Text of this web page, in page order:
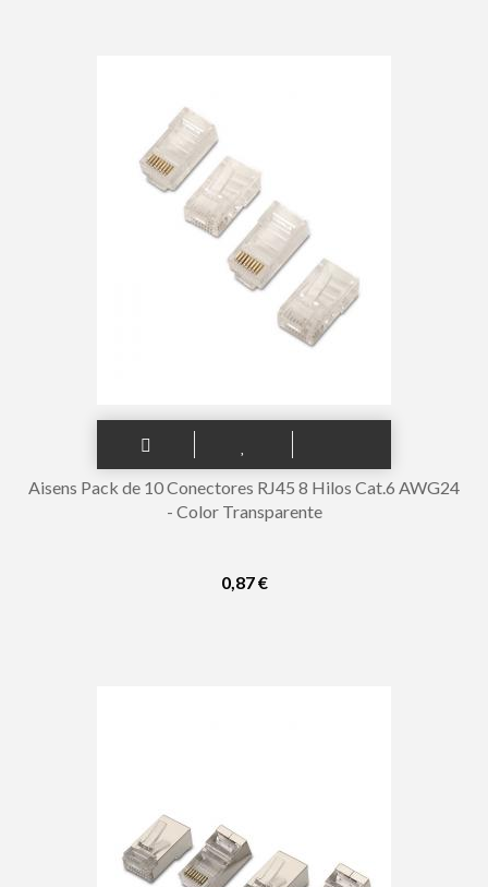
Aisens Pack de 10 Conectores RJ45 8 Hilos Cat.6 AWG24
- Color Transparente
0,87 €